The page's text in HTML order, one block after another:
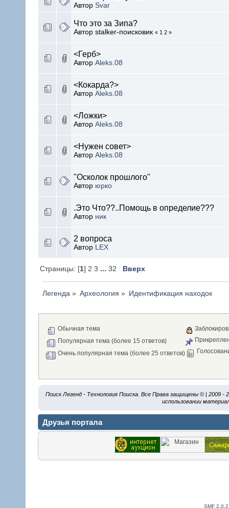
Автор Svar
Что это за Зипа?
Автор stalker-поисковик « 1 2 »
<Герб>
Автор Aleks.08
<Кокарда?>
Автор Aleks.08
<Ложки>
Автор Aleks.08
<Нужен совет>
Автор Aleks.08
"Осколок прошлого"
Автор юрко
.Это Что??..Помощь в определие???
Автор ник
2 вопроса
Автор LEX
Страницы: [1] 2 3 ... 32 Вверх
Легенда » Археология » Идентификация находок
Обычная тема
Популярная тема (более 15 ответов)
Очень популярная тема (более 25 ответов)
Поиск Легенд - Технология Поиска. Все Права защищены © | 2009 -
использовании
Друзья портала
SMF